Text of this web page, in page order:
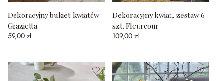
Dekoracyjny bukiet kwiatów
Grazietta
59,00 zł
Dekoracyjny kwiat, zestaw 6
szt. Fleurcour
109,00 zł